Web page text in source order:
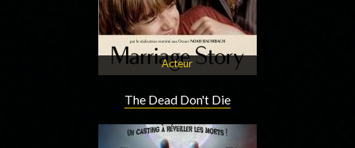
Acteur
The Dead Don't Die